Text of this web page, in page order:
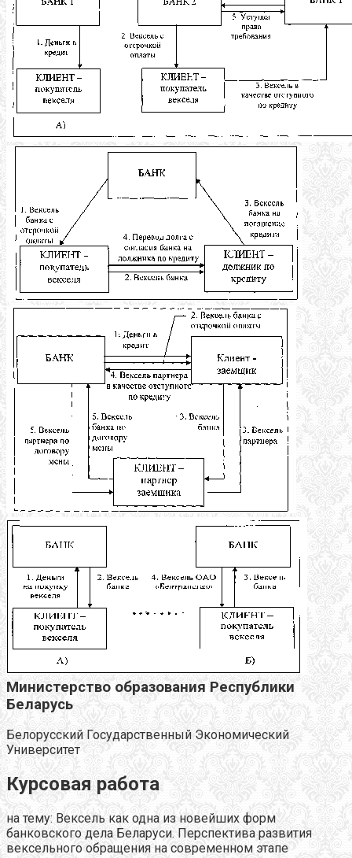
Министерство образования Республики
Беларусь
Белорусский Государственный Экономический
Университет
Курсовая работа
на тему: Вексель как одна из новейших форм
банковского дела Беларуси. Перспектива развития
вексельного обращения на современном этапе